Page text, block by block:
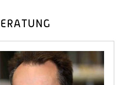
Beziehungen zu
schließt
Anteil der AbsolventInnen
eine Promotion an dieses